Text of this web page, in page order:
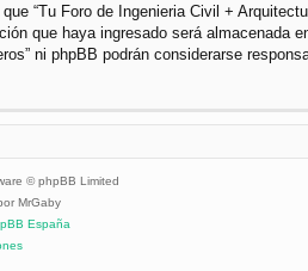
“Tu Foro de Ingenieria Civil +
que haya ingresado será almacenada
ni phpBB podrán considerarse
© phpBB Limited
MrGaby
España